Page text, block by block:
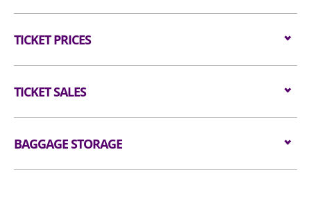
Limited（「主辦單位」）。
觀眾必須持有效門票方可進入本演唱會場地，且限制
每人一張門票。進場人士必須遵守本演唱會及場地之
禁止攜帶物品等。如有任何違規行為，場地工作人員
有權拒絕其入場或要求離場。
本演唱會只限 6 歲或以上持有效身份證明文件人士入
TICKET PRICES
TICKET SALES
12nnthroughKlook
BAGGAGE STORAGE